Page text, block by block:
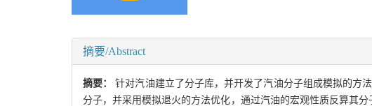
摘要/Abstract
摘要：针对汽油建立了分子库，并开发了汽油分子组成模拟的方
分子，并采用模拟退火的方法优化，通过汽油的宏观性质反算其